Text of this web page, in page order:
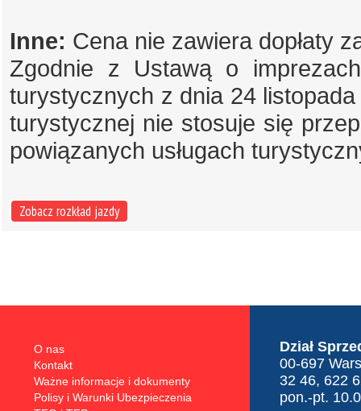
Inne: Cena nie zawiera dopłaty
Zgodnie z Ustawą o
turystycznych z dnia 24
turystycznej nie stosuje się
powiązanych usługach
Zobacz rozkład jazdy
O nas
Kontakt
Ważne informacje i dokumenty
Polisy i Warunki Ubezpieczenia
Dział
00-697
32 46, 622
pon.-pt.